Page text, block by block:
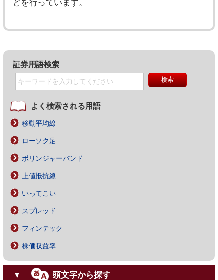
どを行っています。
証券用語検索
よく検索される用語
移動平均線
ローソク足
ボリンジャーバンド
上値抵抗線
いってこい
スプレッド
フィンテック
株価収益率
▼ 頭文字から探す